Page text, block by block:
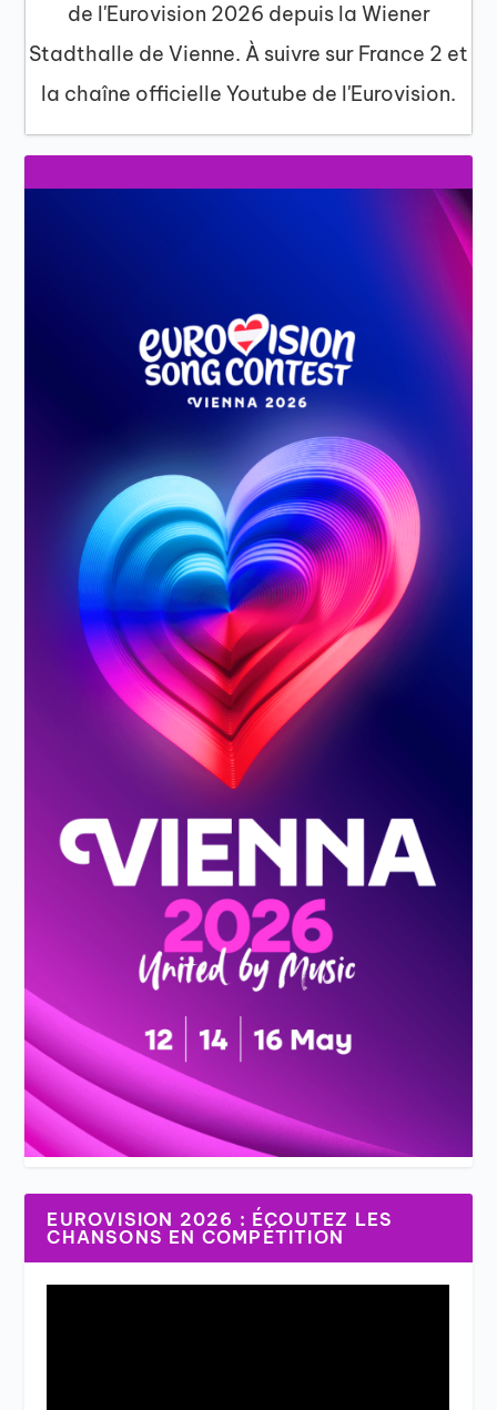
de l'Eurovision 2026 depuis la Wiener
Stadthalle de Vienne. À suivre sur France 2 et
la chaîne officielle Youtube de l'Eurovision.
EUROVISION 2026 : ÉCOUTEZ LES
CHANSONS EN COMPÉTITION